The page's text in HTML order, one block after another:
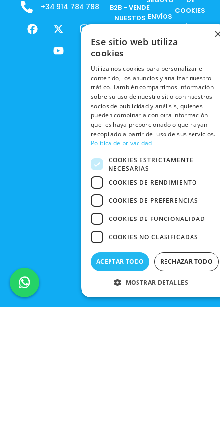
+34 914 784 788
F
a
X
-
t
w
I
m
Y
o
u
t
B2B - VENDE
NUESTOS
RESPONSABILIDAD
SOCIAL
TRABAJA
CON
NOSOTROS
NUESTRAS
TIENDAS
BLACK
FRIDAY
CONTACTO
ENVÍOS
NACIONALES
ENVÍOS
RECOGIDA
EN TIENDA
DEVOLUCIONES
Y CAMBIOS
CANCELAR
PEDIDO
COOKIES
POLÍTICAS
PRIVACIDAD
POLÍTICA DE
PRIVACIDAD
CONDICIONES
DE COMPRA
Ese sitio web utiliza
cookies
Utilizamos cookies para personalizar el
contenido, los anuncios y analizar nuestro
tráfico. También compartimos información
sobre su uso de nuestro sitio con nuestros
socios de publicidad y análisis, quienes
pueden combinarla con otra información
que les haya proporcionado o que hayan
recopilado a partir del uso de sus servicios.
Política de privacidad
COOKIES ESTRICTAMENTE
NECESARIAS
COOKIES DE RENDIMIENTO
COOKIES DE PREFERENCIAS
COOKIES DE FUNCIONALIDAD
COOKIES NO CLASIFICADAS
ACEPTAR TODO RECHAZAR TODO
MOSTRAR DETALLES